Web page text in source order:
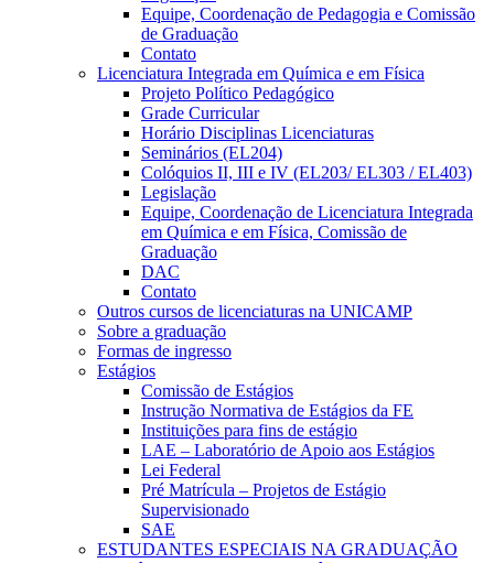
Equipe, Coordenação de Pedagogia e Comissão
de Graduação
Contato
Licenciatura Integrada em Química e em Física
Projeto Político Pedagógico
Grade Curricular
Horário Disciplinas Licenciaturas
Seminários (EL204)
Colóquios II, III e IV (EL203/ EL303 / EL403)
Legislação
Equipe, Coordenação de Licenciatura Integrada
em Química e em Física, Comissão de
Graduação
DAC
Contato
Outros cursos de licenciaturas na UNICAMP
Sobre a graduação
Formas de ingresso
Estágios
Comissão de Estágios
Instrução Normativa de Estágios da FE
Instituições para fins de estágio
LAE – Laboratório de Apoio aos Estágios
Lei Federal
Pré Matrícula – Projetos de Estágio
Supervisionado
SAE
ESTUDANTES ESPECIAIS NA GRADUAÇÃO